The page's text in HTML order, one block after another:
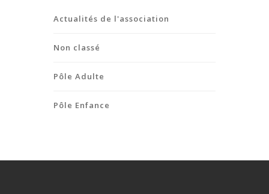
Actualités de l'association
Non classé
Pôle Adulte
Pôle Enfance